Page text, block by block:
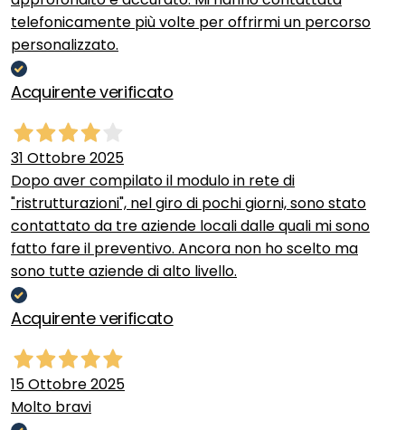
telefonicamente più volte per offrirmi un percorso
personalizzato.
Acquirente verificato
31 Ottobre 2025
Dopo aver compilato il modulo in rete di
"ristrutturazioni", nel giro di pochi giorni, sono stato
contattato da tre aziende locali dalle quali mi sono
fatto fare il preventivo. Ancora non ho scelto ma
sono tutte aziende di alto livello.
Acquirente verificato
15 Ottobre 2025
Molto bravi